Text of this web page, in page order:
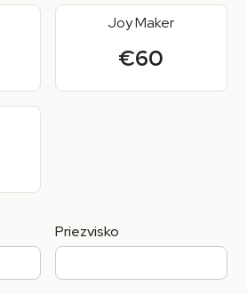
Joy Maker
€60
Priezvisko